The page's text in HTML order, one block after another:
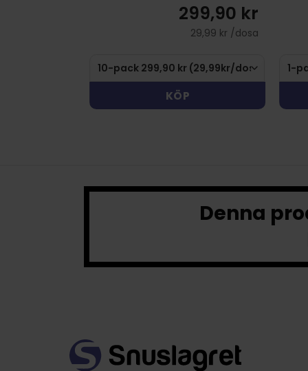
299,90 kr
29,99 kr /dosa
KÖP
Denna